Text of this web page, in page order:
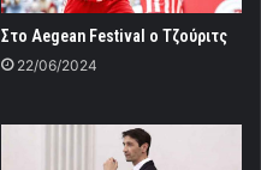
Στo Αegean Festival ο Τζούριτς
22/06/2024